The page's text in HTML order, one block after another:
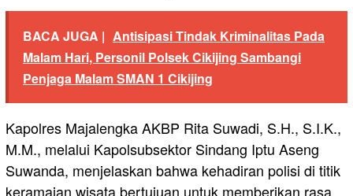
BACA JUGA | Antisipasi Tindak Kriminalitas Pada
Malam Hari, Personil Polsek Cikijing Sambangi
Penjaga Malam SMAN 1 Cikijing
Kapolres Majalengka AKBP Rita Suwadi, S.H., S.I.K.,
M.M., melalui Kapolsubsektor Sindang Iptu Aseng
Suwanda, menjelaskan bahwa kehadiran polisi di titik
keramaian wisata bertujuan untuk memberikan rasa